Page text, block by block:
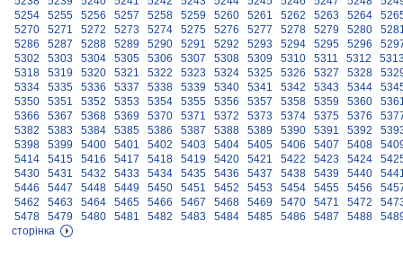
5254
5255 5256 5257 5258 5259 5260 5261 5262 5263 5264
5270
5271 5272 5273 5274 5275 5276 5277 5278 5279 5280
5286
5287 5288 5289 5290 5291 5292 5293 5294 5295 5296
5302
5303 5304 5305 5306 5307 5308 5309 5310 5311 5312
5318
5319 5320 5321 5322 5323 5324 5325 5326 5327 5328
5334
5335 5336 5337 5338 5339 5340 5341 5342 5343 5344
5350
5351 5352 5353 5354 5355 5356 5357 5358 5359 5360
5366
5367 5368 5369 5370 5371 5372 5373 5374 5375 5376
5382
5383 5384 5385 5386 5387 5388 5389 5390 5391 5392
5398
5399 5400 5401 5402 5403 5404 5405 5406 5407 5408
5414
5415 5416 5417 5418 5419 5420 5421 5422 5423 5424
5430
5431 5432 5433 5434 5435 5436 5437 5438 5439 5440
5446
5447 5448 5449 5450 5451 5452 5453 5454 5455 5456
5462
5463 5464 5465 5466 5467 5468 5469 5470 5471 5472
5478
5479 5480 5481 5482 5483 5484 5485 5486 5487 5488
сторінка